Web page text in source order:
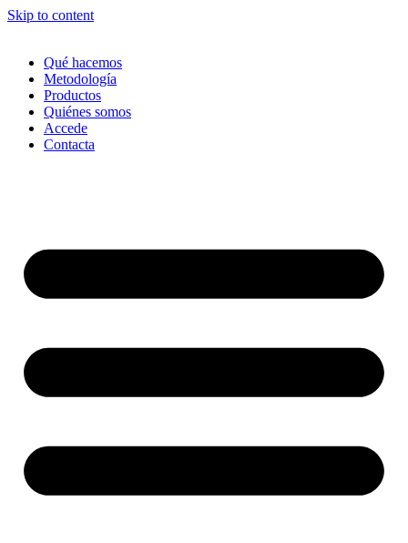
Skip to content
Qué hacemos
Metodología
Productos
Quiénes somos
Accede
Contacta